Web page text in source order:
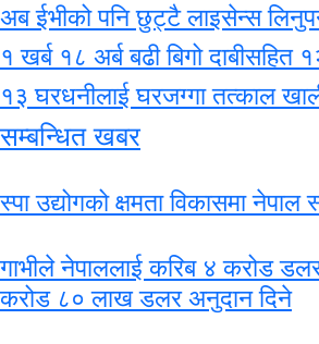
अब ईभीको पनि छुट्टै लाइसेन्स
१ खर्ब १८ अर्ब बढी बिगो दाबीसहित
१३ घरधनीलाई घरजग्गा तत्काल
सम्बन्धित खबर
स्पा उद्योगको क्षमता विकासमा
गाभीले नेपाललाई करिब ४ करोड
करोड ८० लाख डलर अनुदान दिने